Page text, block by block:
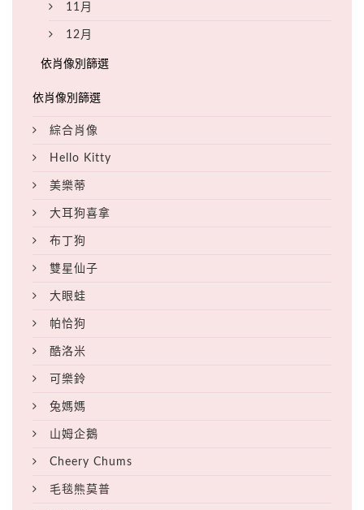
11月
12月
綜合肖像
Hello Kitty
美樂蒂
大耳狗喜拿
布丁狗
雙星仙子
大眼蛙
帕恰狗
酷洛米
可樂鈴
兔媽媽
山姆企鵝
Cheery Chums
毛毯熊莫普